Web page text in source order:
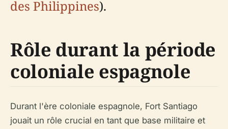
des Philippines).
Rôle durant la période
coloniale espagnole
Durant l'ère coloniale espagnole, Fort Santiago
jouait un rôle crucial en tant que base militaire et